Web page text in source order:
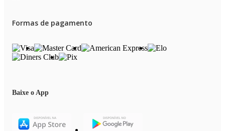
Formas de pagamento
Baixe o App